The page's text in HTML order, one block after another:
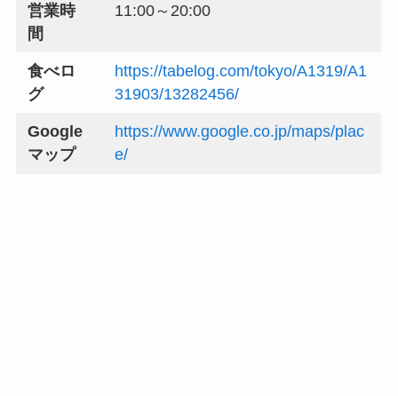
営業時
間
11:00～20:00
食べロ
グ
https://tabelog.com/tokyo/A1319/A1
31903/13282456/
Google
マップ
https://www.google.co.jp/maps/plac
e/